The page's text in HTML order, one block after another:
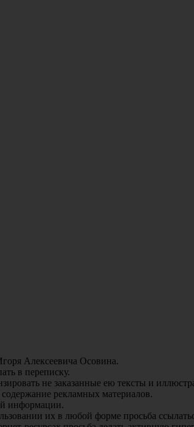
Алексеевича Осовина.
в переписку.
не заказанные ею тексты и
содержание рекламных материалов.
информации.
их в любой форме просьба